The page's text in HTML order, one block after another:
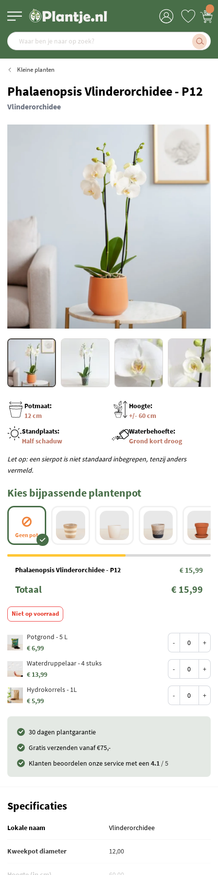
Kleine planten
Phalaenopsis Vlinderorchidee - P12
Vlinderorchidee
Potmaat:
12 cm
Hoogte:
+/- 60 cm
Standplaats:
Half schaduw
Waterbehoefte:
Grond kort droog
Let op: een sierpot is niet standaard inbegrepen, tenzij anders
vermeld.
Kies bijpassende plantenpot
Geen pot
Phalaenopsis Vlinderorchidee - P12 € 15,99
Totaal € 15,99
Niet op voorraad
Potgrond - 5 L
€ 6,99
- +
Waterdruppelaar - 4 stuks
€ 13,99
- +
Hydrokorrels - 1L
€ 5,99
- +
30 dagen plantgarantie
Gratis verzenden vanaf €75,-
Klanten beoordelen onze service met een4.1 / 5
Specificaties
Lokale naam Vlinderorchidee
Kweekpot diameter 12,00